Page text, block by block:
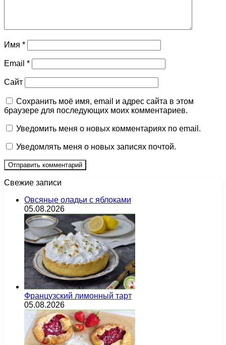
Имя *
Email *
Сайт
Сохранить моё имя, email и адрес сайта в этом
браузере для последующих моих комментариев.
Уведомить меня о новых комментариях по email.
Уведомлять меня о новых записях почтой.
Свежие записи
Овсяные оладьи с яблоками
05.08.2026
Французский лимонный тарт
05.08.2026